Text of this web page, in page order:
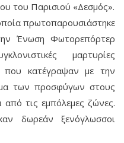
του Παρισιού «Δεσμός».
πρωτοπαρουσιάστηκε
Ένωση Φωτορεπόρτερ
μαρτυρίες
που κατέγραψαν με την
των προσφύγων στους
από τις εμπόλεμες ζώνες.
δωρεάν ξενόγλωσσοι